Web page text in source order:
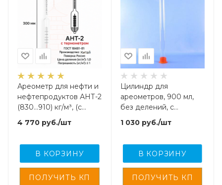
Ареометр для нефти и
нефтепродуктов АНТ-2
(830...910) кг/м³, (с
поверкой)
4 770 руб./шт
В КОРЗИНУ
Цилиндр для
ареометров, 900 мл,
без делений, с
пластиковым
основанием
1 030руб./шт
В КОРЗИНУ